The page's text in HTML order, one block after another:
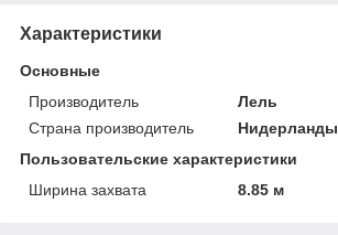
Характеристики
Основные
Производитель
Лель
Страна производитель
Нидерланды
Пользовательские характеристики
Ширина захвата
8.85 м